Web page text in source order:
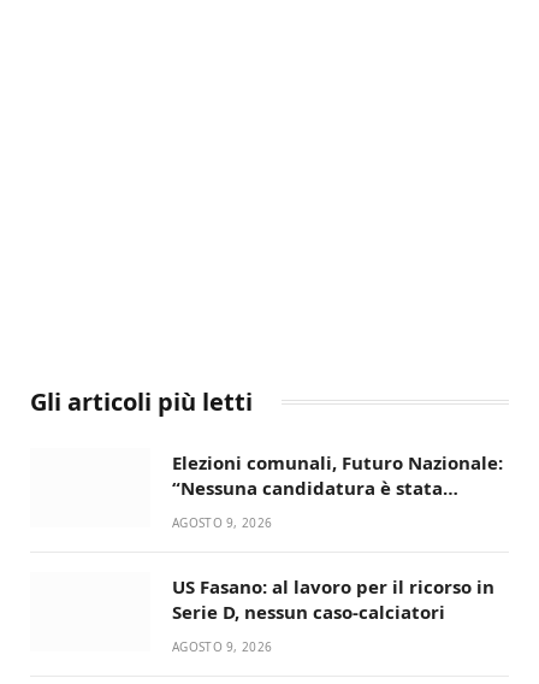
Gli articoli più letti
Elezioni comunali, Futuro Nazionale:
“Nessuna candidatura è stata
ancora decisa”
AGOSTO 9, 2026
US Fasano: al lavoro per il ricorso in
Serie D, nessun caso-calciatori
AGOSTO 9, 2026